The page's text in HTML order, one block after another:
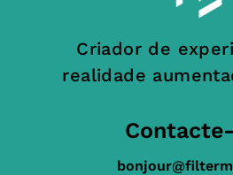
Criador de
realidade